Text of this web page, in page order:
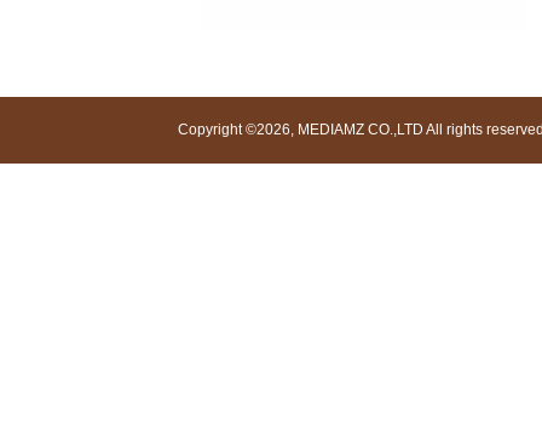
Copyright ©2026, MEDIAMZ CO.,LTD All rights